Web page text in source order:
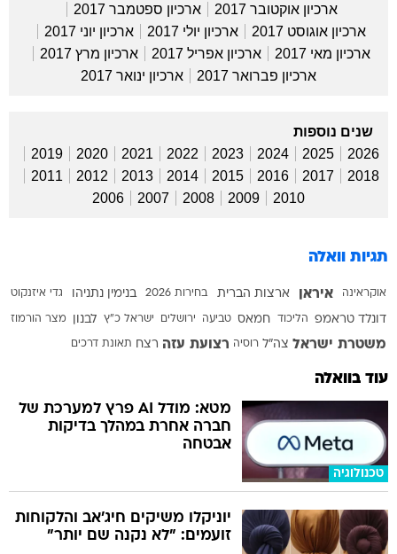
ארכיון אוקטובר 2017
ארכיון ספטמבר 2017
ארכיון אוגוסט 2017
ארכיון יולי 2017
ארכיון יוני 2017
ארכיון מאי 2017
ארכיון אפריל 2017
ארכיון מרץ 2017
ארכיון פברואר 2017
ארכיון ינואר 2017
שנים נוספות
2026
2025
2024
2023
2022
2021
2020
2019
2018
2017
2016
2015
2014
2013
2012
2011
2010
2009
2008
2007
2006
תגיות וואלה
אוקראינה איראן ארצות הברית בחירות 2026 בנימין נתניהו גדי איזנקוט
דונלד טראמפ הליכוד חמאס טביעה ירושלים ישראל כ"ץ לבנון מצר הורמוז
משטרת ישראל צה"ל רוסיה רצועת עזה רצח תאונת דרכים
עוד בוואלה
טכנולוגיה
מטא: מודל AI פרץ למערכת של
חברה אחרת במהלך בדיקות
אבטחה
יוניקלו משיקים חיג'אב והלקוחות
זועמים: "לא נקנה שם יותר"